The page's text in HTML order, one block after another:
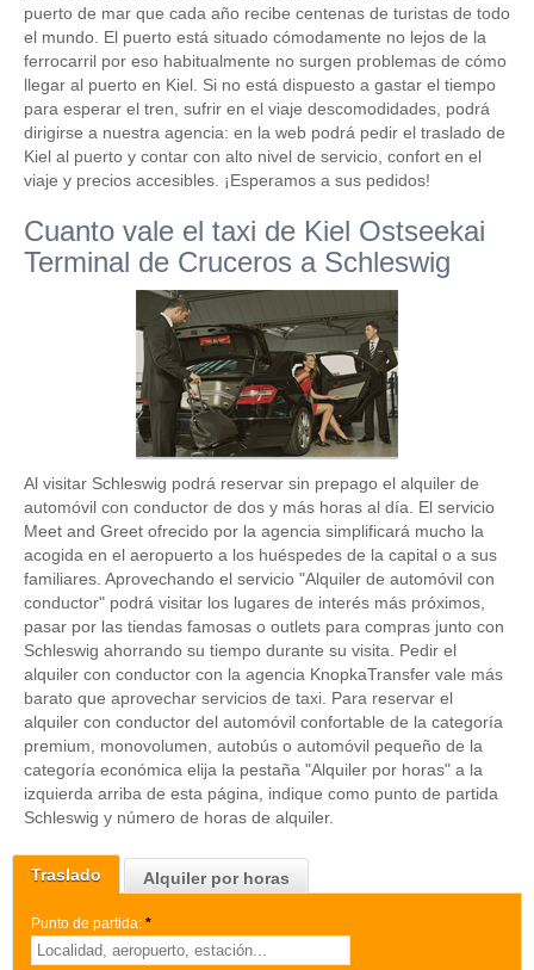
Traslado Alquiler por horas
Punto de partida: *
puerto de mar que cada año recibe centenas de turistas de todo
el mundo. El puerto está situado cómodamente no lejos de la
ferrocarril por eso habitualmente no surgen problemas de cómo
llegar al puerto en Kiel. Si no está dispuesto a gastar el tiempo
para esperar el tren, sufrir en el viaje descomodidades, podrá
dirigirse a nuestra agencia: en la web podrá pedir el traslado de
Kiel al puerto y contar con alto nivel de servicio, confort en el
viaje y precios accesibles. ¡Esperamos a sus pedidos!
Cuanto vale el taxi de Kiel Ostseekai
Terminal de Cruceros a Schleswig
Al visitar Schleswig podrá reservar sin prepago el alquiler de
automóvil con conductor de dos y más horas al día. El servicio
Meet and Greet ofrecido por la agencia simplificará mucho la
acogida en el aeropuerto a los huéspedes de la capital o a sus
familiares. Aprovechando el servicio "Alquiler de automóvil con
conductor" podrá visitar los lugares de interés más próximos,
pasar por las tiendas famosas o outlets para compras junto con
Schleswig ahorrando su tiempo durante su visita. Pedir el
alquiler con conductor con la agencia KnopkaTransfer vale más
barato que aprovechar servicios de taxi. Para reservar el
alquiler con conductor del automóvil confortable de la categoría
premium, monovolumen, autobús o automóvil pequeño de la
categoría económica elija la pestaña "Alquiler por horas" a la
izquierda arriba de esta página, indique como punto de partida
Schleswig y número de horas de alquiler.